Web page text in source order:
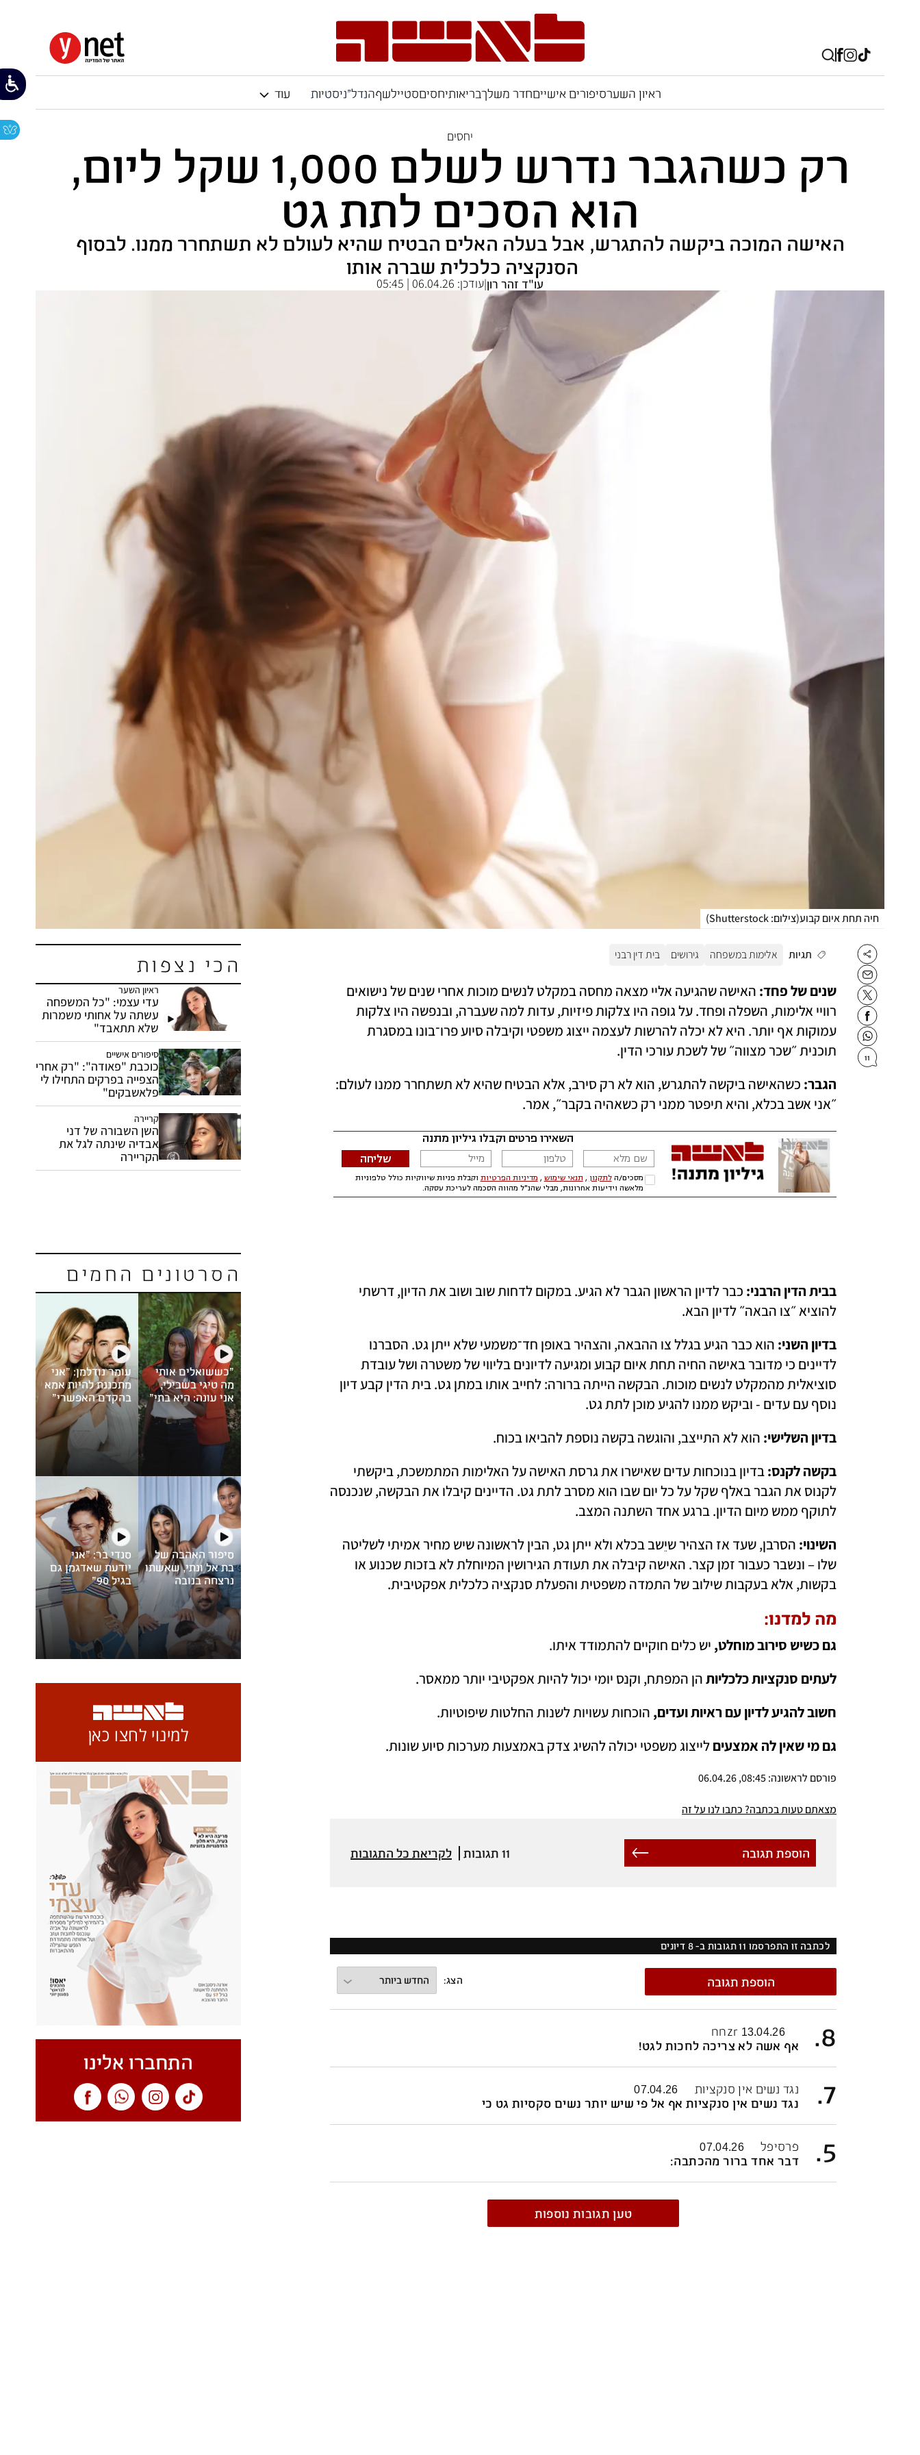
ראיון השערסיפורים אישייםחדר משלךבריאותיחסיםסטיילשףהנדל"ניסטיות עוד
חיה תחת איום קבוע(צילום: Shutterstock )
יחסים רק כשהגבר נדרש לשלם 1,000 שקל ליום,
הוא הסכים לתת גט
האישה המוכה ביקשה להתגרש, אבל בעלה האלים הבטיח שהיא לעולם לא תשתחרר ממנו. לבסוף
הסנקציה כלכלית שברה אותו
עו"ד זהר רון|עודכן: 06.04.26 | 05:45
הכי נצפות
ראיון השער
עדי עצמי: "כל המשפחה
עשתה על אחותי משמרות
שלא תתאבד"
סיפורים אישיים
כוכבת "פאודה": "רק אחרי
הצפייה בפרקים התחילו לי
פלאשבקים"
קריירה
השן השבורה של דני
אבדיה שינתה לגל את
הקריירה
11
הסרטונים החמים
"כששואלים אותי
מה טיגי בשבילי,
אני עונה: היא בתי"
עומר נודלמן: "אני
מתכננת להיות אמא
בהקדם האפשרי"
סיפור האהבה של
בת אל ונתי, שאשתו
נרצחה בנובה
סנדי בר: "אני
יודעת שאדגמן גם
בגיל 90"
תגיות אלימות במשפחה גירושים בית דין רבני
שנים של פחד:
תוכנית ״שכר מצווה״ של לשכת עורכי הדין.
הגבר:
״אני אשב בכלא, והיא תיפטר ממני רק כשאהיה בקבר״, אמר.
בבית הדין הרבני:
להוציא ״צו הבאה״ לדיון הבא.
בדיון השני:
נוסף עם עדים - וביקש ממנו להגיע מוכן לתת גט.
בדיון השלישי: הוא לא התייצב, והוגשה בקשה נוספת להביאו בכוח.
בקשה לקנס:
לתוקף ממש מיום הדיון. ברגע אחד השתנה המצב.
השינוי:
בקשות, אלא בעקבות שילוב של התמדה משפטית והפעלת סנקציה כלכלית אפקטיבית.
מה למדנו:
גם כשיש סירוב מוחלט, יש כלים חוקיים להתמודד איתו.
לעתים סנקציות כלכליות הן המפתח, וקנס יומי יכול להיות אפקטיבי יותר ממאסר.
חשוב להגיע לדיון עם ראיות ועדים, הוכחות עשויות לשנות החלטות שיפוטיות.
גם מי שאין לה אמצעים לייצוג משפטי יכולה להשיג צדק באמצעות מערכות סיוע שונות.
פורסם לראשונה: 08:45, 06.04.26
מצאתם טעות בכתבה? כתבו לנו על זה
לקריאת כל התגובות 11 תגובות הוספת תגובה
לכתבה זו התפרסמו 11תגובות ב-8 דיונים
הצג: הוספת תגובה
8
.
nnzr 13.04.26
אף אשה לא צריכה לחכות לגט!
7
. נגד נשים אין סנקציות 07.04.26
נגד נשים אין סנקציות אף אל פי שיש יותר נשים סקסיות גט כי
5
. פרסיפל 07.04.26
דבר אחד ברור מהכתבה:
טען תגובות נוספות